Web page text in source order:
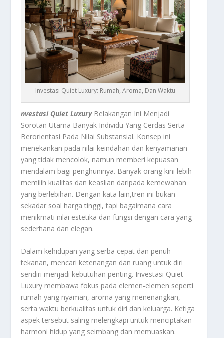
Investasi Quiet Luxury: Rumah, Aroma, Dan Waktu
nvestasi Quiet LuxuryBelakangan Ini Menjadi
Sorotan Utama Banyak Individu Yang Cerdas Serta
Berorientasi Pada Nilai Substansial. Konsep ini
menekankan pada nilai keindahan dan kenyamanan
yang tidak mencolok, namun memberi kepuasan
mendalam bagi penghuninya. Banyak orang kini lebih
memilih kualitas dan keaslian daripada kemewahan
yang berlebihan. Dengan kata lain,tren ini bukan
sekadar soal harga tinggi, tapi bagaimana cara
menikmati nilai estetika dan fungsi dengan cara yang
sederhana dan elegan.
Dalam kehidupan yang serba cepat dan penuh
tekanan, mencari ketenangan dan ruang untuk diri
sendiri menjadi kebutuhan penting. Investasi Quiet
Luxury membawa fokus pada elemen-elemen seperti
rumah yang nyaman, aroma yang menenangkan,
serta waktu berkualitas untuk diri dan keluarga. Ketiga
aspek tersebut saling melengkapi untuk menciptakan
harmoni hidup yang seimbang dan memuaskan.